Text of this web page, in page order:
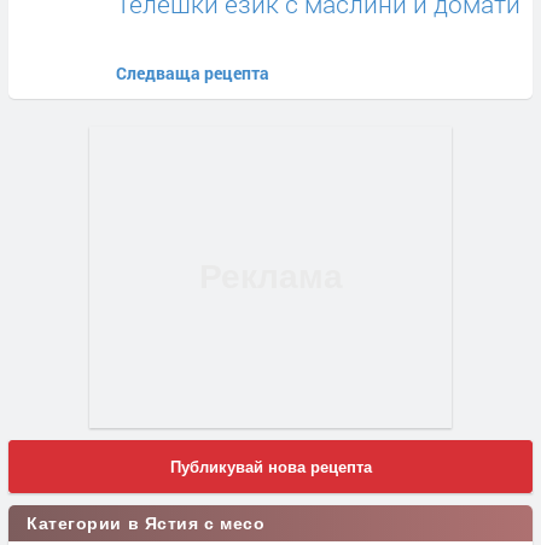
Следваща рецепта
Публикувай нова рецепта
Категории в Ястия с месо